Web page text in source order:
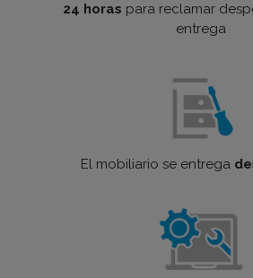
24 horas para reclamar
entrega
El mobiliario se entrega